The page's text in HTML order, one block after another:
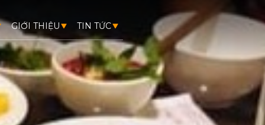
GIỚI THIỆU TIN TỨC